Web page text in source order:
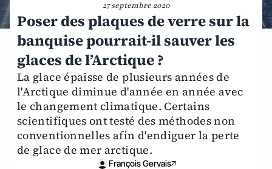
27 septembre 2020
Poser des plaques de verre sur la
banquise pourrait-il sauver les
glaces de l’Arctique ?
La glace épaisse de plusieurs années de
l'Arctique diminue d'année en année avec
le changement climatique. Certains
scientifiques ont testé des méthodes non
conventionnelles afin d'endiguer la perte
de glace de mer arctique.
François Gervais